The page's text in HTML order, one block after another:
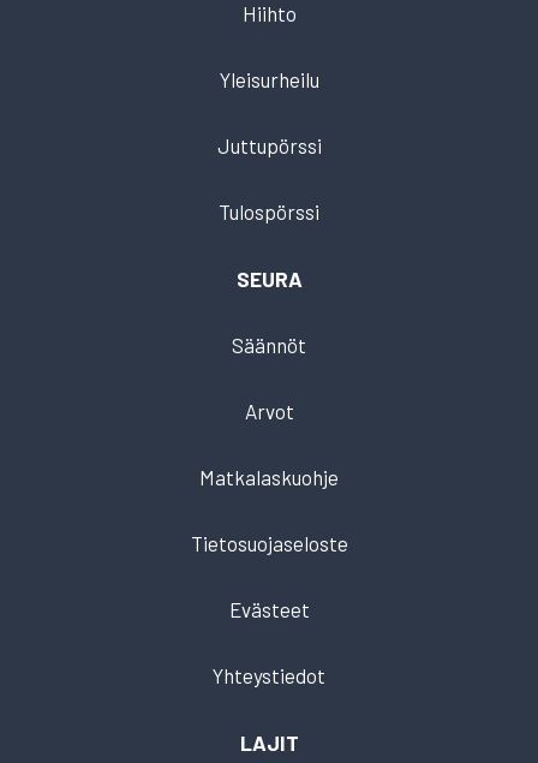
Hiihto
Yleisurheilu
Juttupörssi
Tulospörssi
SEURA
Säännöt
Arvot
Matkalaskuohje
Tietosuojaseloste
Evästeet
Yhteystiedot
LAJIT